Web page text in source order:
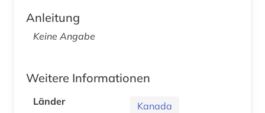
Anleitung
Keine Angabe
Weitere Informationen
Länder Kanada